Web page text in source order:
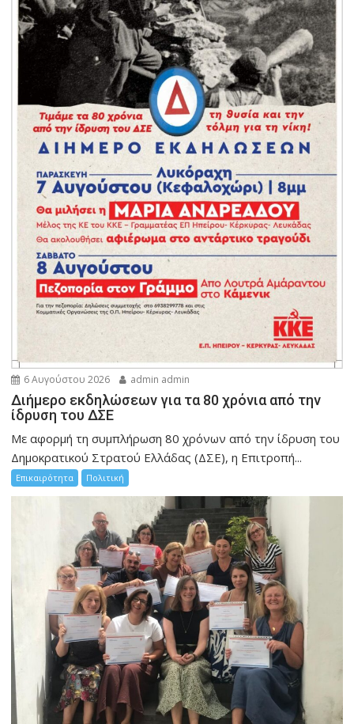
6 Αυγούστου 2026 admin admin
Διήμερο εκδηλώσεων για τα 80 χρόνια από την
ίδρυση του ΔΣΕ
Με αφορμή τη συμπλήρωση 80 χρόνων από την ίδρυση του
Δημοκρατικού Στρατού Ελλάδας (ΔΣΕ), η Επιτροπή...
Επικαιρότητα Πολιτική